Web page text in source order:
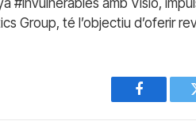
#Invulnerables amb Visió,
Group, té l’objectiu d’oferir
Facebook